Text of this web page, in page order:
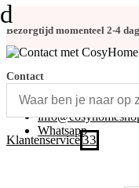
Bezorgtijd momenteel 2-4
Contact
+31 (0)348-486 555
Whatsapp
Klantenservice 3
d